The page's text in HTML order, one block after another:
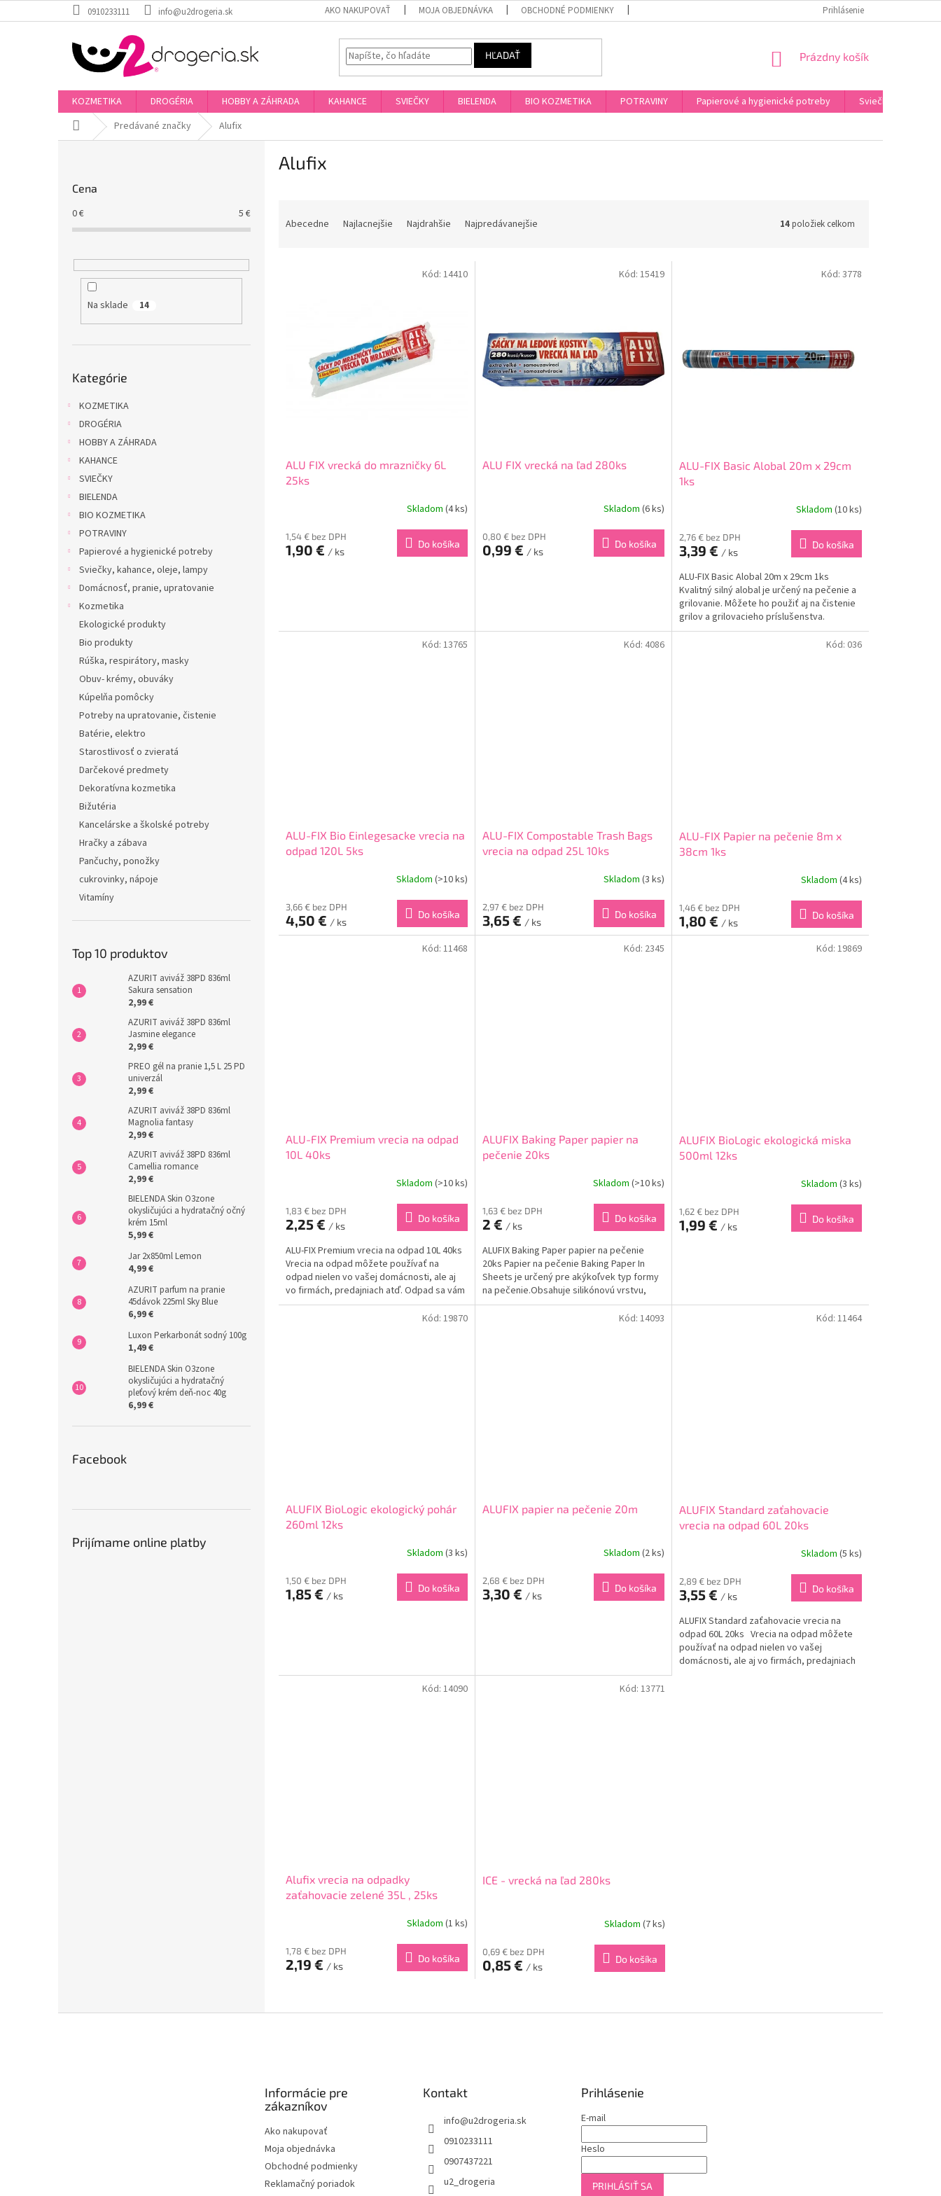
na
0910233111 info@u2drogeria.sk AKO NAKUPOVAŤ MOJA OBJEDNÁVKA OBCHODNÉ PODMIENKY PODMIENKY OCHRANY OSOBNÝCH ÚDAJOV
Prihlásenie
HĽADAŤ
NÁKUPNÝ
Prázdny košík
KOZMETIKA DROGÉRIA HOBBY A ZÁHRADA KAHANCE SVIEČKY BIELENDA BIO KOZMETIKA POTRAVINY Papierové a hygienické potreby
Sviečky, kahance,
DomovPredávané značky Alufix
Cena
0€ 5 €
Na sklade 14
kategórie
Kategórie
KOZMETIKA
DROGÉRIA
HOBBY A ZÁHRADA
KAHANCE
SVIEČKY
BIELENDA
BIO KOZMETIKA
POTRAVINY
Papierové a hygienické potreby
Sviečky, kahance, oleje, lampy
Domácnosť, pranie, upratovanie
Kozmetika
Ekologické produkty
Bio produkty
Rúška, respirátory, masky
Obuv- krémy, obuváky
Kúpelňa pomôcky
Potreby na upratovanie, čistenie
Batérie, elektro
Starostlivosť o zvieratá
Darčekové predmety
Dekoratívna kozmetika
Bižutéria
Kancelárske a školské potreby
Hračky a zábava
Pančuchy, ponožky
cukrovinky, nápoje
Vitamíny
Top 10 produktov
AZURIT aviváž 38PD 836ml
Sakura sensation
2,99 €
AZURIT aviváž 38PD 836ml
Jasmine elegance
2,99 €
PREO gél na pranie 1,5 L 25 PD
univerzál
2,99 €
AZURIT aviváž 38PD 836ml
Magnolia fantasy
2,99 €
AZURIT aviváž 38PD 836ml
Camellia romance
2,99 €
BIELENDA Skin O3zone
okysličujúci a hydratačný očný
krém 15ml
5,99 €
Jar 2x850ml Lemon
4,99 €
AZURIT parfum na pranie
45dávok 225ml Sky Blue
6,99 €
Luxon Perkarbonát sodný 100g
1,49 €
BIELENDA Skin O3zone
okysličujúci a hydratačný
pleťový krém deň-noc 40g
6,99 €
Facebook
Prijímame online platby
Alufix
Abecedne Najlacnejšie Najdrahšie Najpredávanejšie 14položiek celkom
ALU FIX vrecká do mrazničky 6L
25ks
Skladom (4 ks)
1,54 € bez DPH
1,90 € / ks
Do košíka
Kód: 14410
ALU FIX vrecká na ľad 280ks
Skladom (6 ks)
0,80 € bez DPH
0,99 € / ks
Do košíka
Kód: 15419
ALU-FIX Basic Alobal 20m x 29cm
1ks
Skladom (10 ks)
2,76 € bez DPH
3,39 € / ks
Do košíka
ALU-FIX Basic Alobal 20m x 29cm 1ks
Kvalitný silný alobal je určený na pečenie a
grilovanie. Môžete ho použiť aj na čistenie
grilov a grilovacieho príslušenstva.
Rozmery: 20m x 29cm Balenie obsahuje: 1ks
Kód: 3778
ALU-FIX Bio Einlegesacke vrecia na
odpad 120L 5ks
Skladom (>10 ks)
3,66 € bez DPH
4,50 € / ks
Do košíka
Kód: 13765
ALU-FIX Compostable Trash Bags
vrecia na odpad 25L 10ks
Skladom (3 ks)
2,97 € bez DPH
3,65 € / ks
Do košíka
Kód: 4086
ALU-FIX Papier na pečenie 8m x
38cm 1ks
Skladom (4 ks)
1,46 € bez DPH
1,80 € / ks
Do košíka
Kód: 036
ALU-FIX Premium vrecia na odpad
10L 40ks
Skladom (>10 ks)
1,83 € bez DPH
2,25 € / ks
Do košíka
ALU-FIX Premium vrecia na odpad 10L 40ks
Vrecia na odpad môžete používať na
odpad nielen vo vašej domácnosti, ale aj
vo firmách, predajniach atď. Odpad sa vám
tak nevysype a ľahko vrece za uzlík chytíte
Kód: 11468
ALUFIX Baking Paper papier na
pečenie 20ks
Skladom (>10 ks)
1,63 € bez DPH
2 € / ks
Do košíka
ALUFIX Baking Paper papier na pečenie
20ks Papier na pečenie Baking Paper In
Sheets je určený pre akýkoľvek typ formy
na pečenie.Obsahuje silikónovú vrstvu,
ktorá zabraňuje prichyteniu jedla na povrch
Kód: 2345
ALUFIX BioLogic ekologická miska
500ml 12ks
Skladom (3 ks)
1,62 € bez DPH
1,99 € / ks
Do košíka
Kód: 19869
ALUFIX BioLogic ekologický pohár
260ml 12ks
Skladom (3 ks)
1,50 € bez DPH
1,85 € / ks
Do košíka
Kód: 19870
ALUFIX papier na pečenie 20m
Skladom (2 ks)
2,68 € bez DPH
3,30 € / ks
Do košíka
Kód: 14093
ALUFIX Standard zaťahovacie
vrecia na odpad 60L 20ks
Skladom (5 ks)
2,89 € bez DPH
3,55 € / ks
Do košíka
ALUFIX Standard zaťahovacie vrecia na
odpad 60L 20ks Vrecia na odpad môžete
používať na odpad nielen vo vašej
domácnosti, ale aj vo firmách, predajniach
Kód: 11464
Alufix vrecia na odpadky
zaťahovacie zelené 35L , 25ks
Skladom (1 ks)
1,78 € bez DPH
2,19 € / ks
Do košíka
Kód: 14090
ICE - vrecká na ľad 280ks
Skladom (7 ks)
0,69 € bez DPH
0,85 € / ks
Do košíka
Kód: 13771
v
Informácie pre
zákazníkov
Ako nakupovať
Moja objednávka
Obchodné podmienky
Reklamačný poriadok
Kontakt
info@u2drogeria.sk
0910233111
0907437221
u2_drogeria
Prihlásenie
E-mail
Heslo
PRIHLÁSIŤ SA